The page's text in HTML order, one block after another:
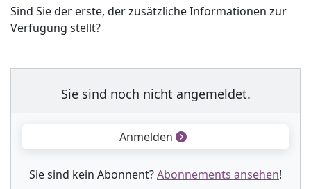
Sind Sie der erste, der zusätzliche Informationen zur
Verfügung stellt?
Sie sind noch nicht angemeldet.
Anmelden
Sie sind kein Abonnent?Abonnements ansehen!